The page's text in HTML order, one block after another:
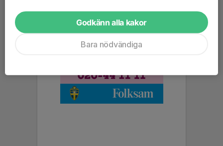
Godkänn alla kakor
Bara nödvändiga